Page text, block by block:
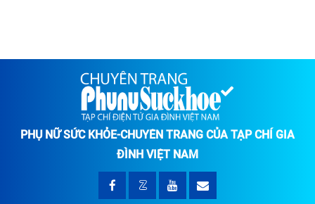
PHỤ NỮ SỨC KHỎE-CHUYÊN TRANG CỦA TẠP CHÍ GIA
ĐÌNH VIỆT NAM